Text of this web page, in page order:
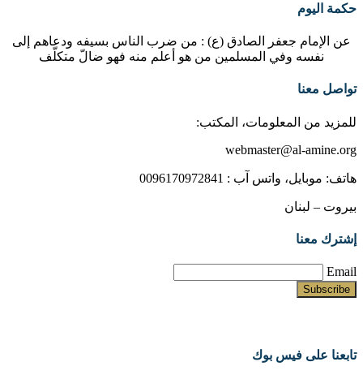
حكمة اليوم
عن الإمام جعفر الصادق (ع) : من ضرب الناس بسيفه ودعاهم إلى
نفسه وفي المسلمين من هو أعلم منه فهو ضالّ متكلّف
تواصل معنا
للمزيد من المعلومات، المكتب:
webmaster@al-amine.org
هاتف: موبايل، واتس آب : 0096170972841
بيروت – لبنان
إشترك معنا
Email
تابعنا على فيس بوك